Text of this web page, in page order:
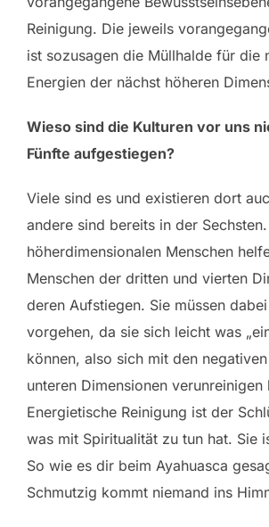
Reinigung. Die jeweils
ist sozusagen die Müllhalde für die
Energien der nächst höheren
Wieso sind die Kulturen vor uns
Fünfte aufgestiegen?
Viele sind es und existieren dort
andere sind bereits in der
höherdimensionalen Menschen
Menschen der dritten und vierten
deren Aufstiegen. Sie müssen
vorgehen, da sie sich leicht was
können, also sich mit den
unteren Dimensionen verunreinigen
Energietische Reinigung ist der
was mit Spiritualität zu tun hat. Sie
So wie es dir beim Ayahuasca
Schmutzig kommt niemand ins